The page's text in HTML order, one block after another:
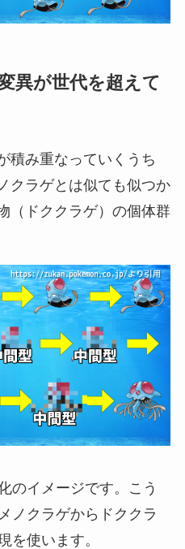
異が世代を超えて
積み重なっていくうち
クラゲとは似ても似つか
（ドククラゲ）の個体群
のイメージです。こう
ノクラゲからドククラ
を使います。